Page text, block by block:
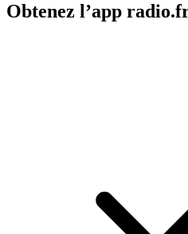
Obtenez l’app